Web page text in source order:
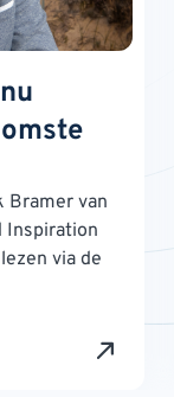
Bramer van
Inspiration
via de